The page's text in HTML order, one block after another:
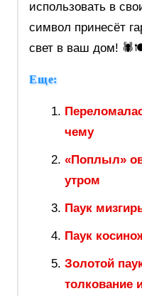
использовать в
символ принесёт
свет в ваш дом!
Еще:
чему
«Поплыл»
утром
Паук
Паук
Золотой
толкование